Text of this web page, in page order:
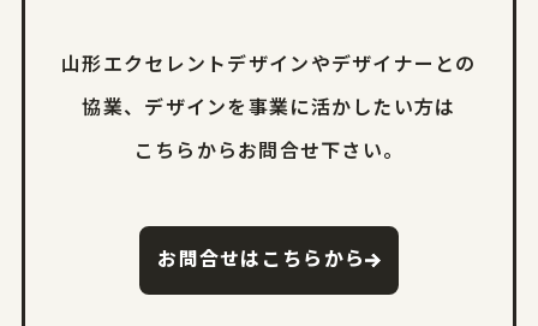
山形エクセレントデザインやデザイナーとの
協業、 デザインを事業に活かしたい方は
こちらからお問合せ下さい。
お問合せはこちらから